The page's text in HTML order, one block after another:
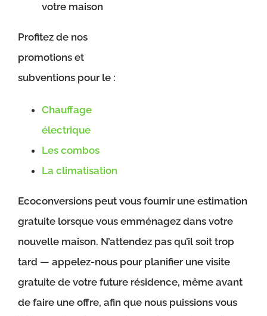
votre maison
Profitez de nos
promotions et
subventions pour le :
Chauffage
électrique
Les combos
La climatisation
Ecoconversions peut vous fournir une estimation
gratuite lorsque vous emménagez dans votre
nouvelle maison. N’attendez pas qu’il soit trop
tard — appelez-nous pour planifier une visite
gratuite de votre future résidence, même avant
de faire une offre, afin que nous puissions vous